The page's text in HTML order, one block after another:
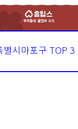
별시마포구 TOP